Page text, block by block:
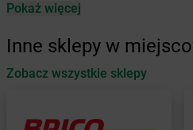
Żabka Antonie
Żabka Automat
Żabka Babica
Żabka Babimost
Pokaż więcej
Inne sklepy w
Zobacz wszystkie sklepy